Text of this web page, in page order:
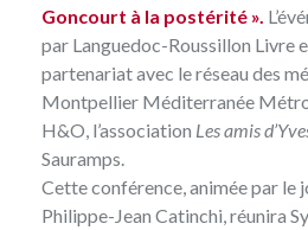
Goncourt à la postérité ».
par Languedoc-Roussillon Livre
partenariat avec le réseau des
Montpellier Méditerranée
H&O , l’association Les amis
Sauramps.
Cette conférence, animée par le
Philippe-Jean Catinchi, réunira